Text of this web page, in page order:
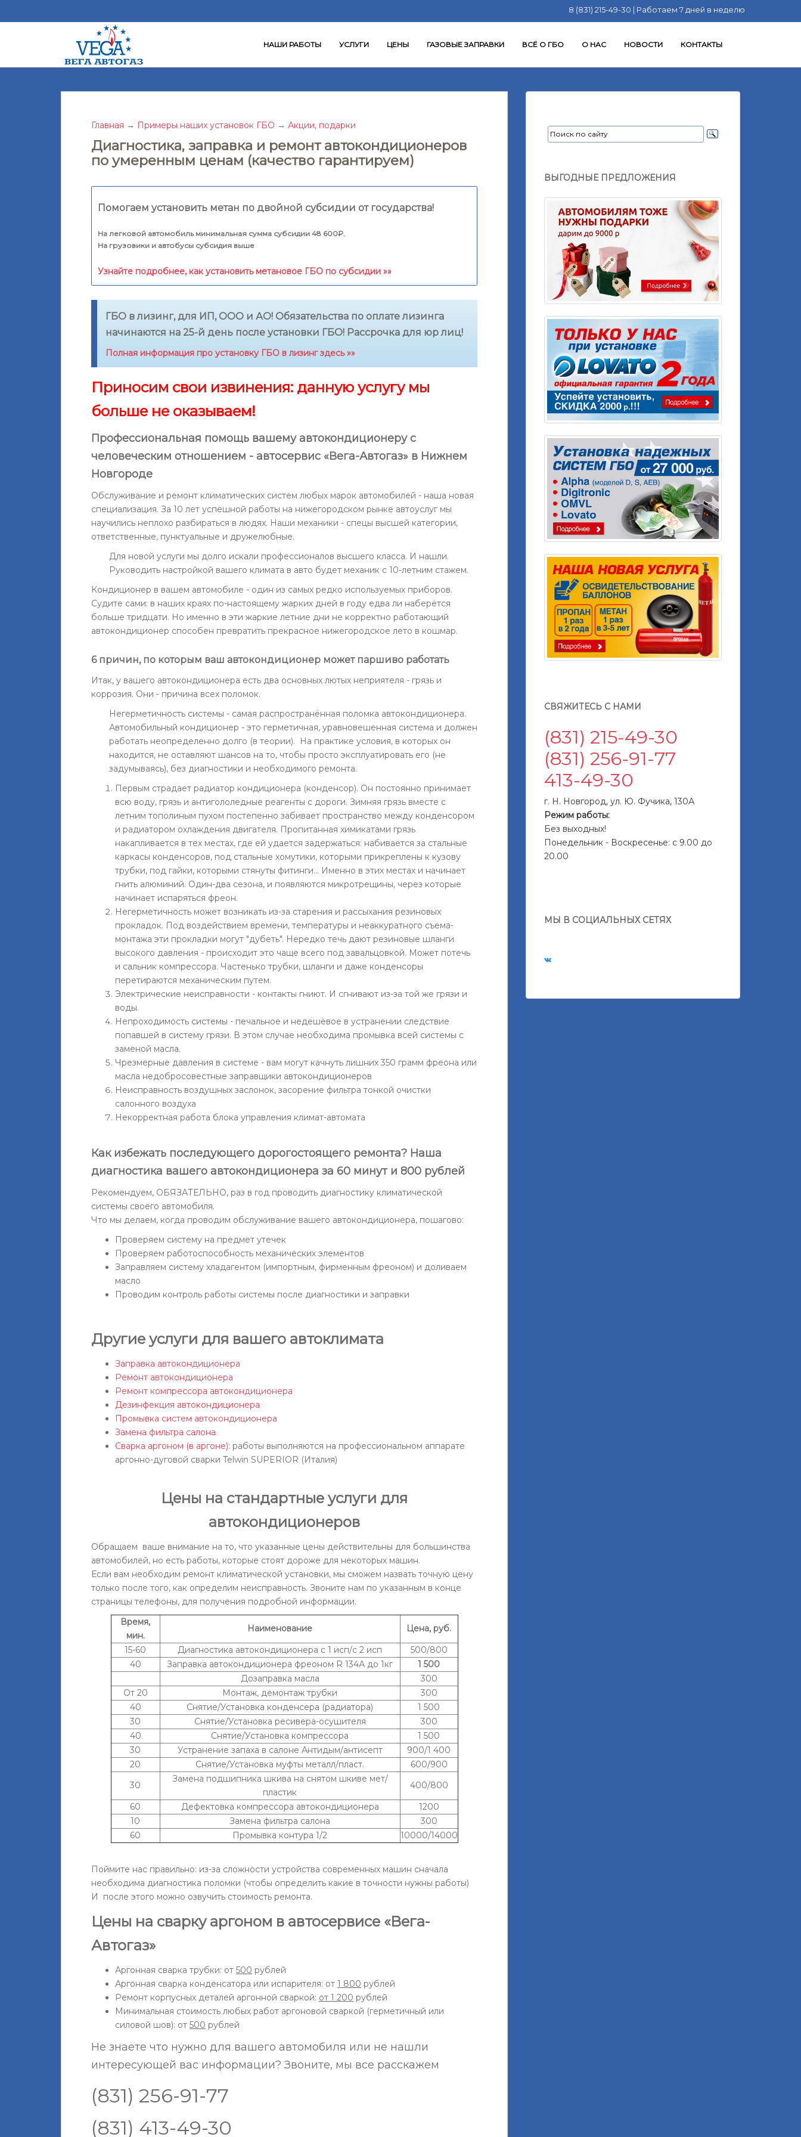
8 (831) 215-49-30 | Работаем 7 дней в неделю
p
НАШИ РАБОТЫ УСЛУГИ ЦЕНЫ ГАЗОВЫЕ ЗАПРАВКИ ВСЁ О ГБО О НАС НОВОСТИ КОНТАКТЫ
Главная → Примеры наших установок ГБО → Акции, подарки
Диагностика, заправка и ремонт автокондиционеров
по умеренным ценам (качество гарантируем)
Помогаем установить метан по двойной субсидии от государства!
На легковой автомобиль минимальная сумма субсидии 48 600₽.
На грузовики и автобусы субсидия выше
Узнайте подробнее, как установить метановое ГБО по субсидии »»
ГБО в лизинг, для ИП, ООО и АО! Обязательства по оплате лизинга
начинаются на 25-й день после установки ГБО! Рассрочка для юр лиц!
Полная информация про установку ГБО в лизинг здесь »»
Приносим свои извинения: данную услугу мы
больше не оказываем!
Профессиональная помощь вашему автокондиционеру с
человеческим отношением - автосервис «Вега-Автогаз» в Нижнем
Новгороде
Обслуживание и ремонт климатических систем любых марок автомобилей - наша новая
специализация. За 10 лет успешной работы на нижегородском рынке автоуслуг мы
научились неплохо разбираться в людях. Наши механики - спецы высшей категории,
ответственные, пунктуальные и дружелюбные.
Для новой услуги мы долго искали профессионалов высшего класса. И нашли.
Руководить настройкой вашего климата в авто будет механик с 10-летним стажем.
Кондиционер в вашем автомобиле - один из самых редко используемых приборов.
Судите сами: в наших краях по-настоящему жарких дней в году едва ли наберётся
больше тридцати. Но именно в эти жаркие летние дни не корректно работающий
автокондиционер способен превратить прекрасное нижегородское лето в кошмар.
6 причин, по которым ваш автокондиционер может паршиво работать
Итак, у вашего автокондиционера есть два основных лютых неприятеля - грязь и
коррозия. Они - причина всех поломок.
Негерметичность системы - самая распространённая поломка автокондиционера.
Автомобильный кондиционер - это герметичная, уравновешенная система и должен
работать неопределенно долго (в теории). На практике условия, в которых он
находится, не оставляют шансов на то, чтобы просто эксплуатировать его (не
задумываясь), без диагностики и необходимого ремонта.
Первым страдает радиатор кондиционера (конденсор). Он постоянно принимает
всю воду, грязь и антигололедные реагенты с дороги. Зимняя грязь вместе с
летним тополиным пухом постепенно забивает пространство между конденсором
и радиатором охлаждения двигателя. Пропитанная химикатами грязь
накапливается в тех местах, где ей удается задержаться: набивается за стальные
каркасы конденсоров, под стальные хомутики, которыми прикреплены к кузову
трубки, под гайки, которыми стянуты фитинги... Именно в этих местах и начинает
гнить алюминий. Один-два сезона, и появляются микротрещины, через которые
начинает испаряться фреон.
Негерметичность может возникать из-за старения и рассыхания резиновых
прокладок. Под воздействием времени, температуры и неаккуратного съема-
монтажа эти прокладки могут "дубеть". Нередко течь дают резиновые шланги
высокого давления - происходит это чаще всего под завальцовкой. Может потечь
и сальник компрессора. Частенько трубки, шланги и даже конденсоры
перетираются механическим путем.
Электрические неисправности - контакты гниют. И сгнивают из-за той же грязи и
воды.
Непроходимость системы - печальное и недешёвое в устранении следствие
попавшей в систему грязи. В этом случае необходима промывка всей системы с
заменой масла.
Чрезмерные давления в системе - вам могут качнуть лишних 350 грамм фреона или
масла недобросовестные заправщики автокондиционеров
Неисправность воздушных заслонок, засорение фильтра тонкой очистки
салонного воздуха
Некорректная работа блока управления климат-автомата
Как избежать последующего дорогостоящего ремонта? Наша
диагностика вашего автокондиционера за 60 минут и 800 рублей
Рекомендуем, ОБЯЗАТЕЛЬНО, раз в год проводить диагностику климатической
системы своего автомобиля.
Что мы делаем, когда проводим обслуживание вашего автокондиционера, пошагово:
Проверяем систему на предмет утечек
Проверяем работоспособность механических элементов
Заправляем систему хладагентом (импортным, фирменным фреоном) и доливаем
масло
Проводим контроль работы системы после диагностики и заправки
Другие услуги для вашего автоклимата
Заправка автокондиционера
Ремонт автокондиционера
Ремонт компрессора автокондиционера
Дезинфекция автокондиционера
Промывка систем автокондиционера
Замена фильтра салона
Сварка аргоном (в аргоне): работы выполняются на профессиональном аппарате
аргонно-дуговой сварки Telwin SUPERIOR (Италия)
Цены на стандартные услуги для
автокондиционеров
Обращаем ваше внимание на то, что указанные цены действительны для большинства
автомобилей, но есть работы, которые стоят дороже для некоторых машин.
Если вам необходим ремонт климатической установки, мы сможем назвать точную цену
только после того, как определим неисправность. Звоните нам по указанным в конце
страницы телефоны, для получения подробной информации.
Время,
мин.
Наименование
Цена, руб.
15-60
Диагностика автокондиционера с 1 исп/с 2 исп
500/800
40
Заправка автокондиционера фреоном R 134А до 1кг
1 500
Дозаправка масла
300
От 20
Монтаж, демонтаж трубки
300
40
Снятие/Установка конденсера (радиатора)
1 500
30
Снятие/Установка ресивера-осушителя
300
40
Снятие/Установка компрессора
1 500
30
Устранение запаха в салоне Антидым/антисепт
900/1 400
20
Снятие/Установка муфты металл/пласт.
600/900
30
Замена подшипника шкива на снятом шкиве мет/
пластик
400/800
60
Дефектовка компрессора автокондиционера
1200
10
Замена фильтра салона
300
60
Промывка контура 1/2 10000/14000
Поймите нас правильно: из-за сложности устройства современных машин сначала
необходима диагностика поломки (чтобы определить какие в точности нужны работы)
И после этого можно озвучить стоимость ремонта.
Цены на сварку аргоном в автосервисе «Вега-
Автогаз»
Аргонная сварка трубки: от 500 рублей
Аргонная сварка конденсатора или испарителя: от 1 800 рублей
Ремонт корпусных деталей аргонной сваркой: от 1 200 рублей
Минимальная стоимость любых работ аргоновой сваркой (герметичный или
силовой шов): от 500 рублей
Не знаете что нужно для вашего автомобиля или не нашли
интересующей вас информации? Звоните, мы все расскажем
(831) 256-91-77
(831) 413-49-30
ВЫГОДНЫЕ ПРЕДЛОЖЕНИЯ
СВЯЖИТЕСЬ С НАМИ
(831) 215-49-30
(831) 256-91-77
413-49-30
г. Н. Новгород, ул. Ю. Фучика, 130А
Режим работы:
Без выходных!
Понедельник - Воскресенье: с 9.00 до
20.00
МЫ В СОЦИАЛЬНЫХ СЕТЯХ